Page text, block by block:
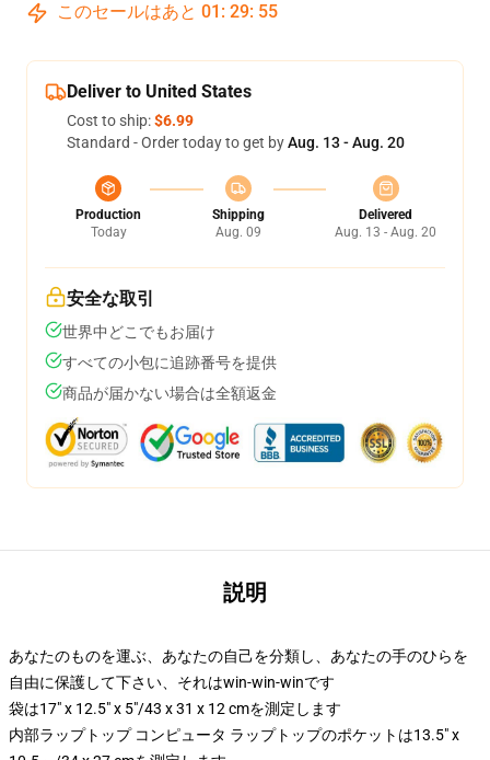
このセールはあと 01 : 29: 54
Deliver to United States
Cost to ship:$6.99
Standard - Order today to get byAug. 13 - Aug. 20
Production
Today
Shipping
Aug. 09
Delivered
Aug. 13 - Aug. 20
安全な取引
世界中どこでもお届け
すべての小包に追跡番号を提供
商品が届かない場合は全額返金
説明
あなたのものを運ぶ、あなたの自己を分類し、あなたの手のひらを
自由に保護して下さい、それはwin-win-winです
袋は17" x 12.5" x 5"/43 x 31 x 12 cmを測定します
内部ラップトップ コンピュータ ラップトップのポケットは13.5" x